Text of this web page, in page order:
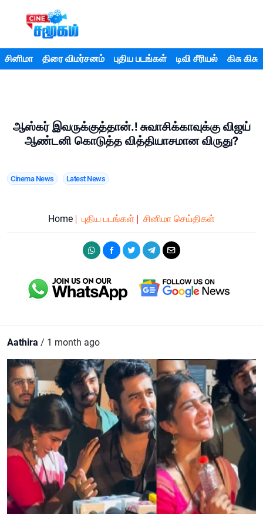
சினிமா திரை விமர்சனம் புதிய படங்கள் டிவி சீரியல் கிசு கிசு
ஆஸ்கர் இவருக்குத்தான்.! சுவாசிக்காவுக்கு விஜய்
ஆண்டனி கொடுத்த வித்தியாசமான விருது?
Cinema News Latest News
Home புதிய படங்கள் சினிமா செய்திகள்
Aathira / 1 month ago